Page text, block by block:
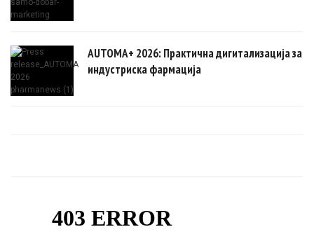
AUTOMA+ 2026: Практична дигитализација за
индустриска фармација